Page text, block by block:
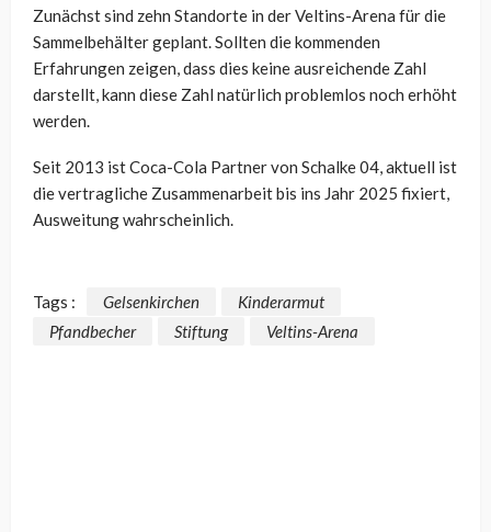
Zunächst sind zehn Standorte in der Veltins-Arena für die
Sammelbehälter geplant. Sollten die kommenden
Erfahrungen zeigen, dass dies keine ausreichende Zahl
darstellt, kann diese Zahl natürlich problemlos noch erhöht
werden.
Seit 2013 ist Coca-Cola Partner von Schalke 04, aktuell ist
die vertragliche Zusammenarbeit bis ins Jahr 2025 fixiert,
Ausweitung wahrscheinlich.
Tags : Gelsenkirchen
Kinderarmut
Pfandbecher
Stiftung Veltins-Arena